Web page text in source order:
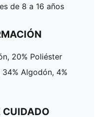
de 8 a 16 años
20% Poliéster
Algodón, 4%
CUIDADO